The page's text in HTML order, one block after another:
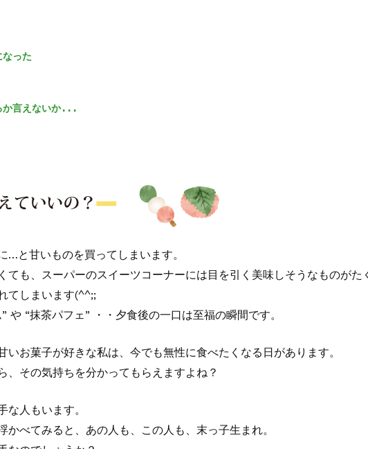
った
えないか...
…と甘いものを買ってしまいます。
ても、スーパーのスイーツコーナーには目を引く美味しそうなものがた
てしまいます(^^;;
や “抹茶パフェ” ・・夕食後の一口は至福の瞬間です。
いお菓子が好きな私は、今でも無性に食べたくなる日があります。
、その気持ちを分かってもらえますよね？
な人もいます。
かべてみると、あの人も、この人も、末っ子生まれ。